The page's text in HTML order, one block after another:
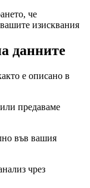
че
изисквания
данните
е описано в
предаваме
във вашия
чрез